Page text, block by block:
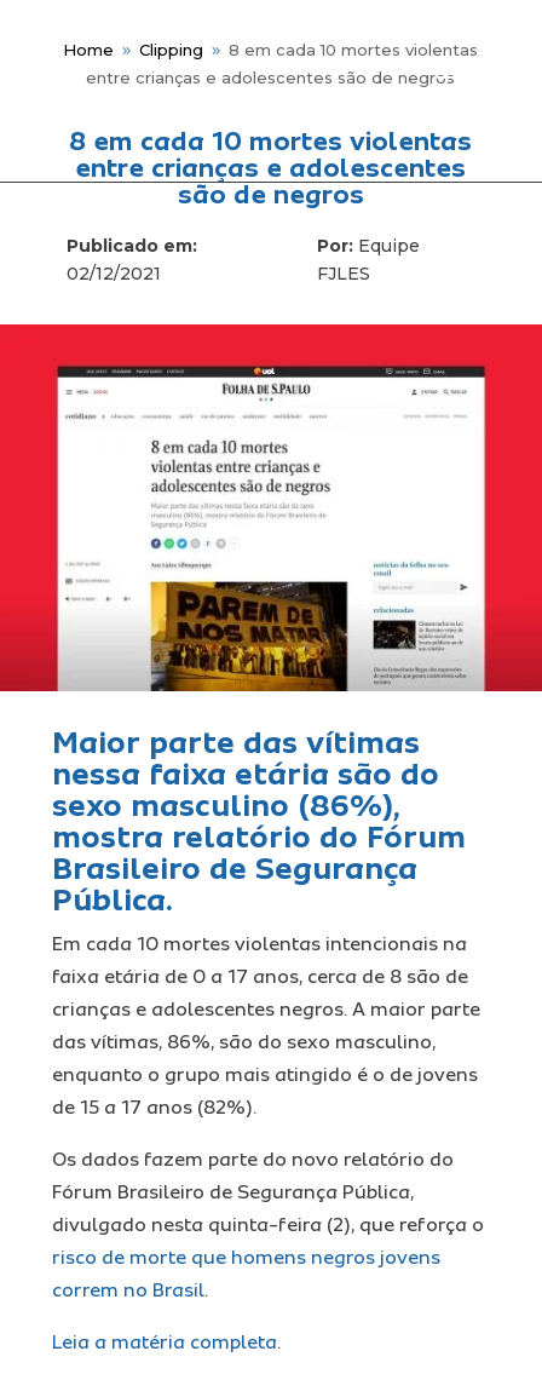
Home 9 Clipping 9 8 em cada 10 mortes violentas
entre crianças e adolescentes são de negros
8 em cada 10 mortes violentas
entre crianças e adolescentes
são de negros
Publicado em:
02/12/2021
Por: Equipe
FJLES
Maior parte das vítimas
nessa faixa etária são do
sexo masculino (86%),
mostra relatório do Fórum
Brasileiro de Segurança
Pública.
Em cada 10 mortes violentas intencionais na
faixa etária de 0 a 17 anos, cerca de 8 são de
crianças e adolescentes negros. A maior parte
das vítimas, 86%, são do sexo masculino,
enquanto o grupo mais atingido é o de jovens
de 15 a 17 anos (82%).
Os dados fazem parte do novo relatório do
Fórum Brasileiro de Segurança Pública,
divulgado nesta quinta-feira (2), que reforça o
risco de morte que homens negros jovens
correm no Brasil.
Leia a matéria completa.